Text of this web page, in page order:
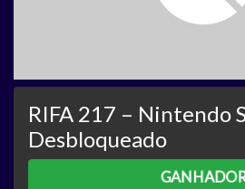
RIFA 217 – Nintendo
Desbloqueado